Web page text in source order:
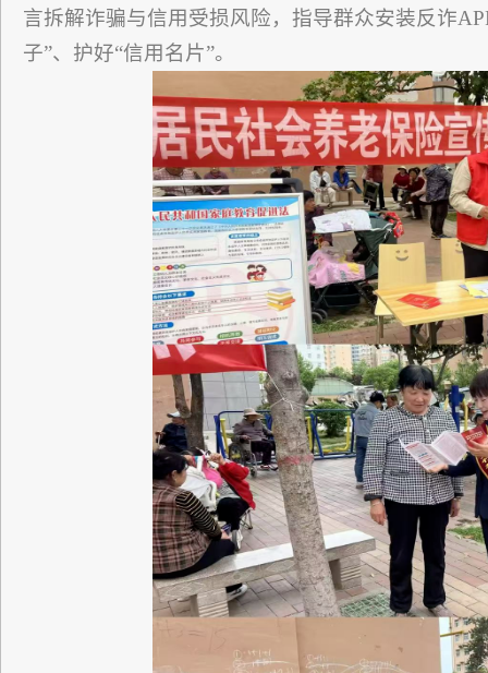
言拆解诈骗与信用受损风险，指导群众安装反诈
子”、护好“信用名片”。